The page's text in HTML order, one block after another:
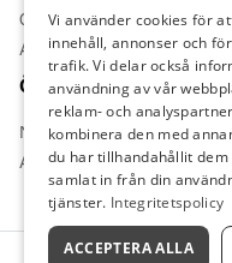
Om oss
Annonsera
Övrigt
Nyheter
Arbetsgivare
Vi använder cookies för
innehåll, annonser och
trafik. Vi delar också
användning av vår
reklam- och
kombinera den med
du har tillhandahållit
samlat in från din
tjänster. Integritetspolicy
ACCEPTERA ALLA